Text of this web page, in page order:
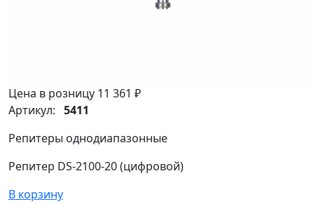
Цена в розницу 11 361 ₽
Артикул: 5411
Репитеры однодиапазонные
Репитер DS-2100-20 (цифровой)
В корзину